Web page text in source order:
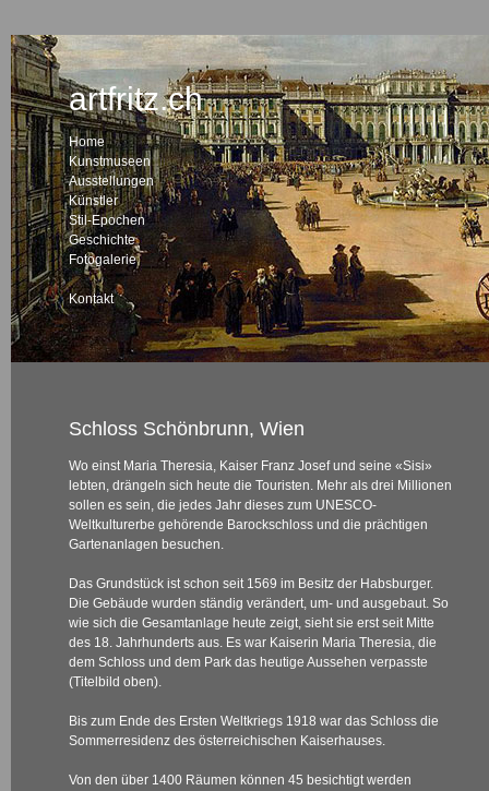
artfritz.ch
Home
Kunstmuseen
Ausstellungen
Künstler
Stil-Epochen
Geschichte
Fotogalerie
Kontakt
Schloss Schönbrunn, Wien
Wo einst Maria Theresia, Kaiser Franz Josef und seine «Sisi»
lebten, drängeln sich heute die Touristen. Mehr als drei Millionen
sollen es sein, die jedes Jahr dieses zum UNESCO-
Weltkulturerbe gehörende Barockschloss und die prächtigen
Gartenanlagen besuchen.
Das Grundstück ist schon seit 1569 im Besitz der Habsburger.
Die Gebäude wurden ständig verändert, um- und ausgebaut. So
wie sich die Gesamtanlage heute zeigt, sieht sie erst seit Mitte
des 18. Jahrhunderts aus. Es war Kaiserin Maria Theresia, die
dem Schloss und dem Park das heutige Aussehen verpasste
(Titelbild oben).
Bis zum Ende des Ersten Weltkriegs 1918 war das Schloss die
Sommerresidenz des österreichischen Kaiserhauses.
Von den über 1400 Räumen können 45 besichtigt werden